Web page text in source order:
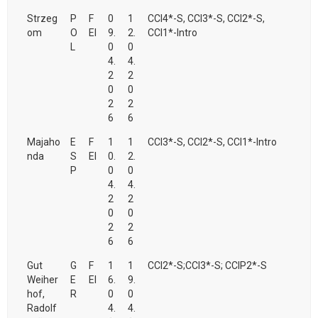
Strzeg
om
P
O
F
EI
0
9.
0
4.
2
0
2
6
1
2.
0
4.
2
0
2
6
CCI4*-S, CCI3*-S, CCI2*-S,
CCI1*-Intro
Majaho
nda
E
S
P
F
EI
1
0.
0
4.
2
0
2
6
1
2.
0
4.
2
0
2
6
CCI3*-S, CCI2*-S, CCI1*-Intro
Gut
Weiher
hof,
Radolf
G
E
R
F
EI
1
6.
0
4.
1
9.
0
4.
CCI2*-S;CCI3*-S; CCIP2*-S